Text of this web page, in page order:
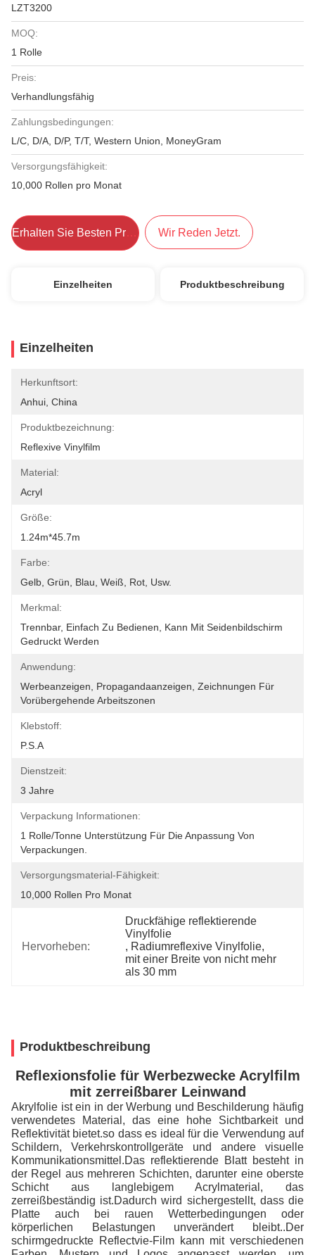
LZT3200
MOQ:
1 Rolle
Preis:
Verhandlungsfähig
Zahlungsbedingungen:
L/C, D/A, D/P, T/T, Western Union, MoneyGram
Versorgungsfähigkeit:
10,000 Rollen pro Monat
Erhalten Sie Besten Preis Wir Reden Jetzt.
Einzelheiten Produktbeschreibung
Einzelheiten
Herkunftsort:
Anhui, China
Produktbezeichnung:
Reflexive Vinylfilm
Material:
Acryl
Größe:
1.24m*45.7m
Farbe:
Gelb, Grün, Blau, Weiß, Rot, Usw.
Merkmal:
Trennbar, Einfach Zu Bedienen, Kann Mit Seidenbildschirm
Gedruckt Werden
Anwendung:
Werbeanzeigen, Propagandaanzeigen, Zeichnungen Für
Vorübergehende Arbeitszonen
Klebstoff:
P.S.A
Dienstzeit:
3 Jahre
Verpackung Informationen:
1 Rolle/Tonne Unterstützung Für Die Anpassung Von
Verpackungen.
Versorgungsmaterial-Fähigkeit:
10,000 Rollen Pro Monat
Hervorheben:
Druckfähige reflektierende
Vinylfolie
, Radiumreflexive Vinylfolie,
mit einer Breite von nicht mehr
als 30 mm
Produktbeschreibung
Reflexionsfolie für Werbezwecke Acrylfilm
mit zerreißbarer Leinwand
Akrylfolie ist ein in der Werbung und Beschilderung häufig
verwendetes Material, das eine hohe Sichtbarkeit und
Reflektivität bietet.so dass es ideal für die Verwendung auf
Schildern, Verkehrskontrollgeräte und andere visuelle
Kommunikationsmittel.Das reflektierende Blatt besteht in
der Regel aus mehreren Schichten, darunter eine oberste
Schicht aus langlebigem Acrylmaterial, das
zerreißbeständig ist.Dadurch wird sichergestellt, dass die
Platte auch bei rauen Wetterbedingungen oder
körperlichen Belastungen unverändert bleibt..Der
schirmgedruckte Reflectvie-Film kann mit verschiedenen